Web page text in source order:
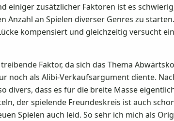
zusätzlicher Faktoren ist es
an Spielen diverser Genres zu
kompensiert und gleichzeitig versucht
Faktor, da sich das Thema
als Alibi-Verkaufsargument diente.
divers, dass es für die breite Masse
der spielende Freundeskreis ist auch
Spielen auch leid. So sehr ich mich als